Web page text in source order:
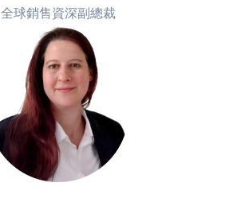
全球銷售資深副總裁